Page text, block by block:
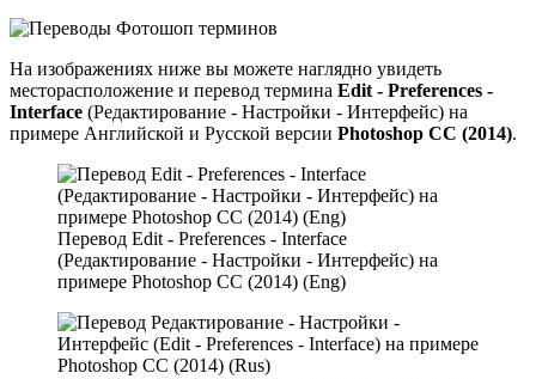
На изображениях ниже вы можете наглядно увидеть
месторасположение и перевод термина Edit - Preferences -
Interface (Редактирование - Настройки - Интерфейс) на
примере Английской и Русской версии Photoshop CC (2014).
Перевод Edit - Preferences - Interface
(Редактирование - Настройки - Интерфейс) на
примере Photoshop CC (2014) (Eng)